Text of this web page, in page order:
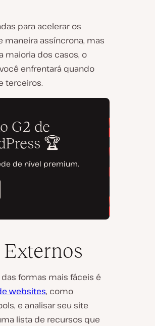
para acelerar os
assíncrona, mas
maioria dos casos, o
enfrentará quando
terceiros.
formas mais fáceis é
websites, como
e analisar seu site
lista de recursos que